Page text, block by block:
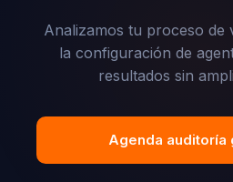
Analizamos tu proceso de
la configuración de
resultados sin
Agenda auditoría